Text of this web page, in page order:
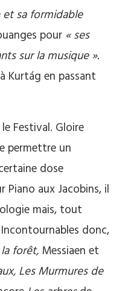
sa formidable
pour « ses
sur la musique ».
Kurtág en passant
Festival. Gloire
permettre un
dose
Piano aux Jacobins, il
mais, tout
donc,
forêt,Messiaen et
Les Murmures de